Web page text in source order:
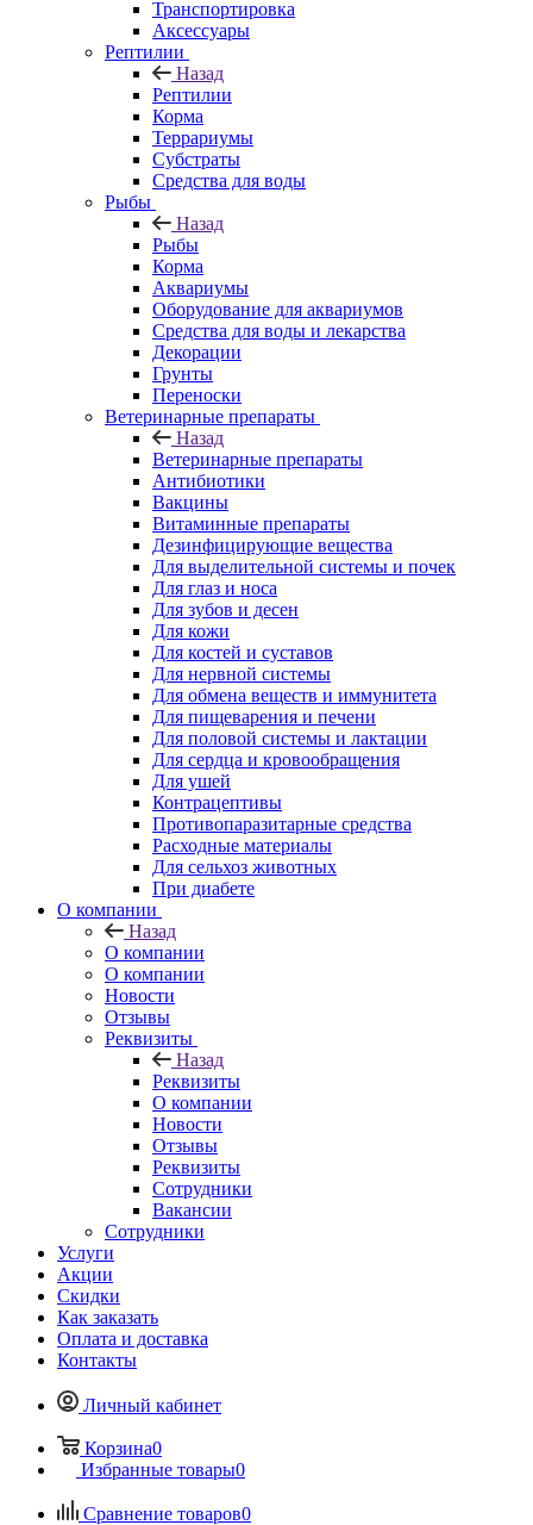
Транспортировка
Аксессуары
Рептилии
Назад
Рептилии
Корма
Террариумы
Субстраты
Средства для воды
Рыбы
Назад
Рыбы
Корма
Аквариумы
Оборудование для аквариумов
Средства для воды и лекарства
Декорации
Грунты
Переноски
Ветеринарные препараты
Назад
Ветеринарные препараты
Антибиотики
Вакцины
Витаминные препараты
Дезинфицирующие вещества
Для выделительной системы и почек
Для глаз и носа
Для зубов и десен
Для кожи
Для костей и суставов
Для нервной системы
Для обмена веществ и иммунитета
Для пищеварения и печени
Для половой системы и лактации
Для сердца и кровообращения
Для ушей
Контрацептивы
Противопаразитарные средства
Расходные материалы
Для сельхоз животных
При диабете
О компании
Назад
О компании
О компании
Новости
Отзывы
Реквизиты
Назад
Реквизиты
О компании
Новости
Отзывы
Реквизиты
Сотрудники
Вакансии
Сотрудники
Услуги
Акции
Скидки
Как заказать
Оплата и доставка
Контакты
Личный кабинет
Корзина0
Избранные товары0
Сравнение товаров0